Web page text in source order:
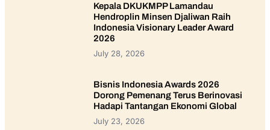
Kepala DKUKMPP Lamandau
Hendroplin Minsen Djaliwan Raih
Indonesia Visionary Leader Award
2026
July 28, 2026
Bisnis Indonesia Awards 2026
Dorong Pemenang Terus Berinovasi
Hadapi Tantangan Ekonomi Global
July 23, 2026